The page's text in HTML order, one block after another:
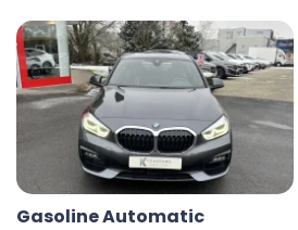
Gasoline Automatic